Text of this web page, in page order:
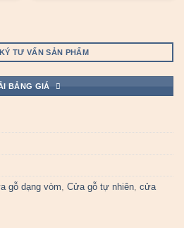
TƯ VẤN SẢN PHẨM
BẢNG GIÁ
gỗ dạng vòm, Cửa gỗ tự nhiên, cửa